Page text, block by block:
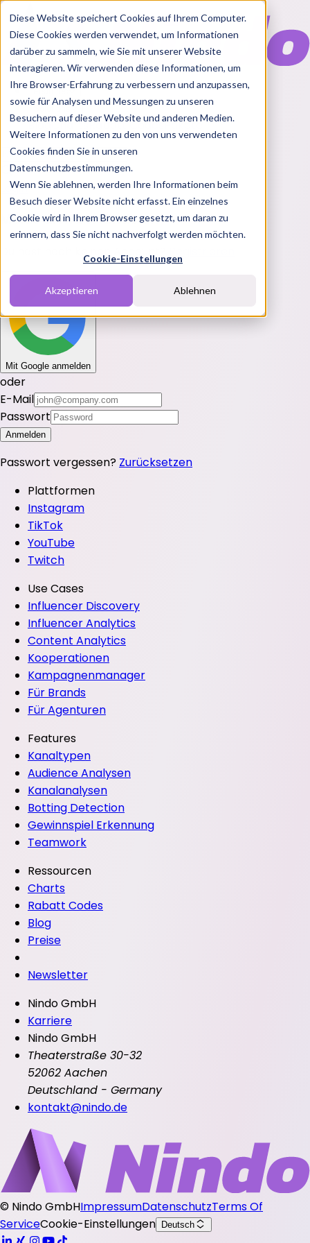
Diese Website speichert Cookies auf Ihrem Computer.
Diese Cookies werden verwendet, um Informationen
darüber zu sammeln, wie Sie mit unserer Website
interagieren. Wir verwenden diese Informationen, um
Ihre Browser-Erfahrung zu verbessern und anzupassen,
sowie für Analysen und Messungen zu unseren
Besuchern auf dieser Website und anderen Medien.
Weitere Informationen zu den von uns verwendeten
Cookies finden Sie in unseren
Datenschutzbestimmungen.
Wenn Sie ablehnen, werden Ihre Informationen beim
Besuch dieser Website nicht erfasst. Ein einzelnes
Cookie wird in Ihrem Browser gesetzt, um daran zu
erinnern, dass Sie nicht nachverfolgt werden möchten.
Cookie-Einstellungen
Akzeptieren Ablehnen
Features
Solutions
BlogChartsRabatt CodesPakete
Login
Melde dich bei Nindo an
Du hast noch keinen Account?
Mit Google anmelden
oder
E-Mail
Passwort
Anmelden
Passwort vergessen? Zurücksetzen
Plattformen
Instagram
TikTok
YouTube
Twitch
Use Cases
Influencer Discovery
Influencer Analytics
Content Analytics
Kooperationen
Kampagnenmanager
Für Brands
Für Agenturen
Features
Kanaltypen
Audience Analysen
Kanalanalysen
Botting Detection
Gewinnspiel Erkennung
Teamwork
Ressourcen
Charts
Rabatt Codes
Blog
Preise
Newsletter
Nindo GmbH
Karriere
Nindo GmbH
Theaterstraße 30-32
52062 Aachen
Deutschland - Germany
kontakt@nindo.de
© Nindo GmbHImpressumDatenschutzTerms Of
ServiceCookie-Einstellungen Deutsch